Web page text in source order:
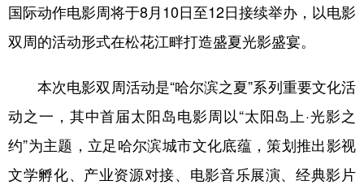
图片 中央文件 金融 汽车
溯源中国 城市 旅游 能源
会展 彩票 娱乐 时尚
国际动作电影周将于8月10日至12日接续举办，以电影
双周的活动形式在松花江畔打造盛夏光影盛宴。
本次电影双周活动是“哈尔滨之夏”系列重要文化活
动之一，其中首届太阳岛电影周以“太阳岛上·光影之
约”为主题，立足哈尔滨城市文化底蕴，策划推出影视
文学孵化、产业资源对接、电影音乐展演、经典影片